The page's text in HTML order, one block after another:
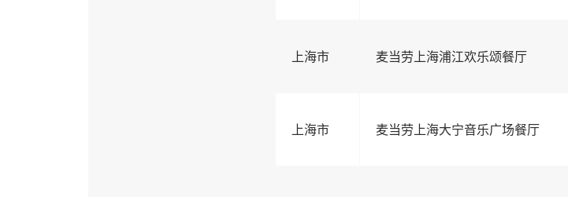
上海市 麦当劳上海浦江欢乐颂餐厅
上海市 麦当劳上海大宁音乐广场餐厅